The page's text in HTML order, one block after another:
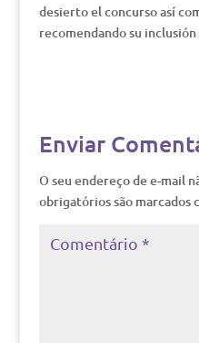
desierto el concurso así
recomendando su
Enviar
O seu endereço de e-mail
obrigatórios são marcados